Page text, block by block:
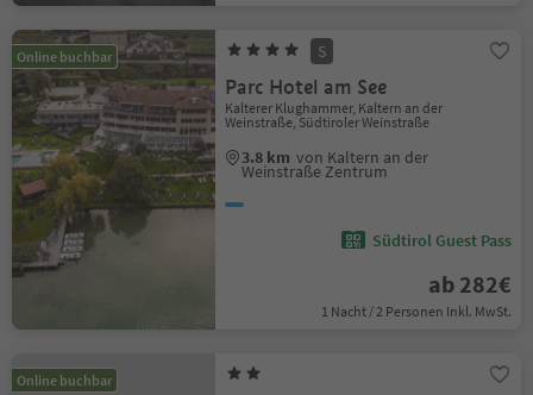
Online buchbar S
Parc Hotel am See
Kalterer Klughammer, Kaltern an der
Weinstraße, Südtiroler Weinstraße
3.8 km von Kaltern an der
Weinstraße Zentrum
Südtirol Guest Pass
ab 282€
1 Nacht / 2 Personen Inkl. MwSt.
Online buchbar